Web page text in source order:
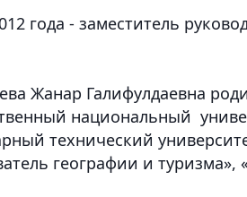
года - заместитель
Жанар Галифулдаевна
национальный
технический
географии и туризма»,